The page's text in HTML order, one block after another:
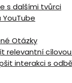
s dalšími tvůrci
YouTube
Otázky
relevantní cílovou
interakci s